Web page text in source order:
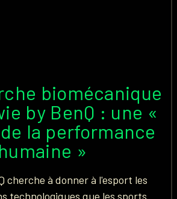
biomécanique
by BenQ : une «
la performance
humaine »
cherche à donner à l'esport les
technologiques que les sports